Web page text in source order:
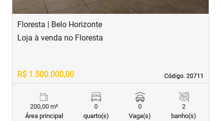
Floresta | Belo Horizonte
Código. 20711
Código. 20711
Loja à venda no Floresta
R$ 1.500.000,00
200,00 m²
Área principal
0
quarto(s)
0
Vaga(s)
2
banho(s)